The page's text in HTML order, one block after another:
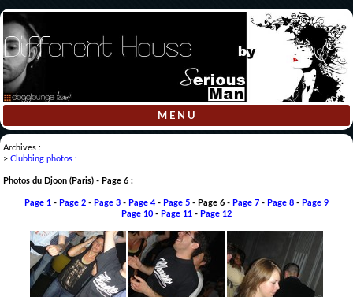
M E N U
Archives:
> Clubbing photos :
Photos du Djoon (Paris) - Page 6 :
Page 1 - Page 2 - Page 3 - Page 4 - Page 5 - Page 6 - Page 7 - Page 8 - Page 9
Page 10 - Page 11 - Page 12